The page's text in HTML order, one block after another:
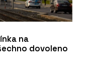
na
dovoleno